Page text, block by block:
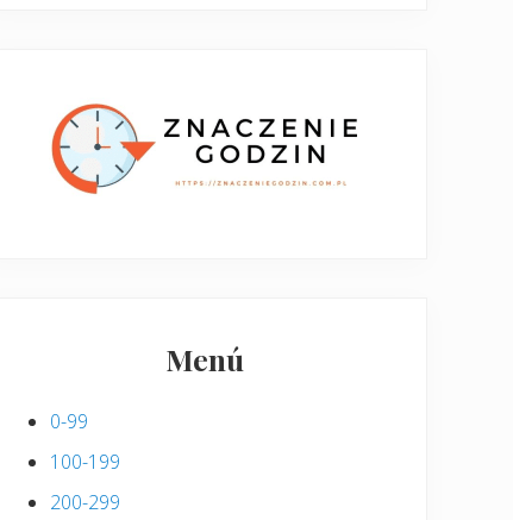
Menú
0-99
100-199
200-299